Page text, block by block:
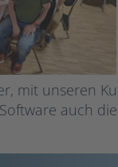
mit unseren
auch